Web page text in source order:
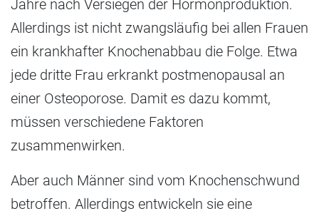
Jahre nach Versiegen der Hormonproduktion.
Allerdings ist nicht zwangsläufig bei allen Frauen
ein krankhafter Knochenabbau die Folge. Etwa
jede dritte Frau erkrankt postmenopausal an
einer Osteoporose. Damit es dazu kommt,
müssen verschiedene Faktoren
zusammenwirken.
Aber auch Männer sind vom Knochenschwund
betroffen. Allerdings entwickeln sie eine